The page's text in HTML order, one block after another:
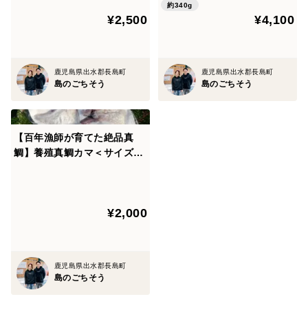
よりおいしく召し上がっていただけるように、氷水解
凍をおすすめいたします。
のぬめりを落とす程度洗っていただくと、
臭みがなく、よりおいしく召し上がって頂けます。
【賞味期限】
冷凍で約3カ月（解凍後はできるだけ早くお召し上が
¥2,500
鹿児島県出水郡長島町
島のごちそう
約340g
¥4,100
鹿児島県出水郡長島町
島のごちそう
【百年漁師が育てた絶品真
鯛】養殖真鯛カマ＜サイズ不
¥2,000
鹿児島県出水郡長島町
島のごちそう